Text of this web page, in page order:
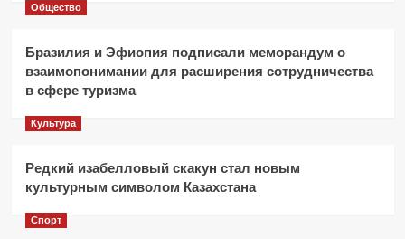
Общество
Бразилия и Эфиопия подписали меморандум о
взаимопонимании для расширения сотрудничества
в сфере туризма
Культура
Редкий изабелловый скакун стал новым
культурным символом Казахстана
Спорт